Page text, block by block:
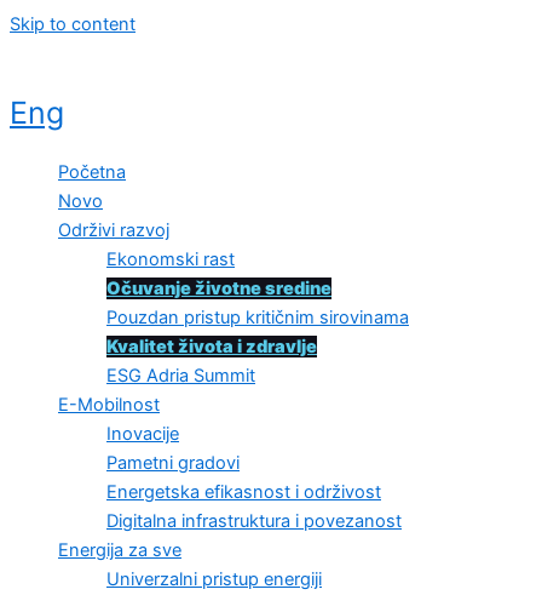
Skip to content
Eng
Početna
Novo
Održivi razvoj
Ekonomski rast
Očuvanje životne sredine
Pouzdan pristup kritičnim sirovinama
Kvalitet života i zdravlje
ESG Adria Summit
E-Mobilnost
Inovacije
Pametni gradovi
Energetska efikasnost i održivost
Digitalna infrastruktura i povezanost
Energija za sve
Univerzalni pristup energiji